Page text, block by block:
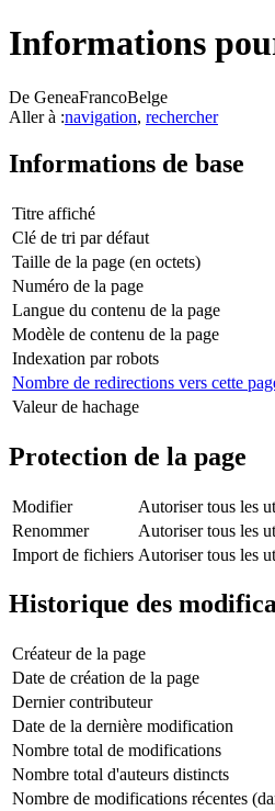
Informations
De GeneaFrancoBelge
Aller à :navigation, rechercher
Informations de base
Titre affiché
Clé de tri par défaut
Taille de la page (en octets)
Numéro de la page
Langue du contenu de la page
Modèle de contenu de la page
Indexation par robots
Nombre de redirections vers cette
Valeur de hachage
Protection de la page
Modifier
Autoriser tous les
Renommer
Autoriser tous les
Import de fichiers Autoriser tous les
Historique des
Créateur de la page
Date de création de la page
Dernier contributeur
Date de la dernière modification
Nombre total de modifications
Nombre total d'auteurs distincts
Nombre de modifications récentes